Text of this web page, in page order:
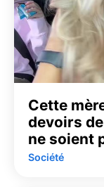
Cette
devoirs
ne soient
Société